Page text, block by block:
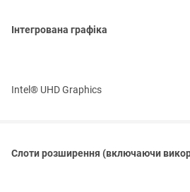
Інтегрована графіка
Intel® UHD Graphics
Слоти розширення (включаючи